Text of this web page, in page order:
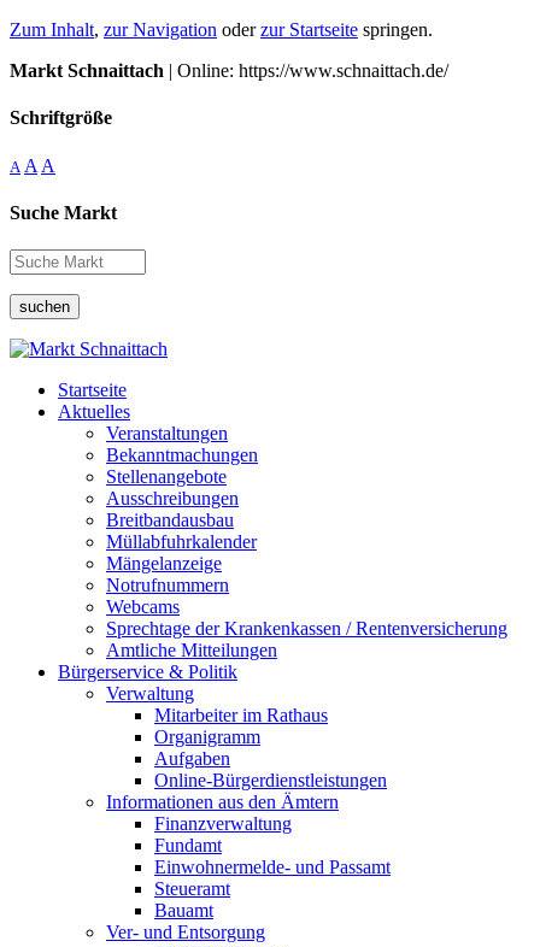
Zum Inhalt, zur Navigation oderzur Startseite springen.
Markt Schnaittach | Online: https://www.schnaittach.de/
Schriftgröße
A A A
Suche Markt
suchen
Startseite
Aktuelles
Veranstaltungen
Bekanntmachungen
Stellenangebote
Ausschreibungen
Breitbandausbau
Müllabfuhrkalender
Mängelanzeige
Notrufnummern
Webcams
Sprechtage der Krankenkassen / Rentenversicherung
Amtliche Mitteilungen
Bürgerservice & Politik
Verwaltung
Mitarbeiter im Rathaus
Organigramm
Aufgaben
Online-Bürgerdienstleistungen
Informationen aus den Ämtern
Finanzverwaltung
Fundamt
Einwohnermelde- und Passamt
Steueramt
Bauamt
Ver- und Entsorgung